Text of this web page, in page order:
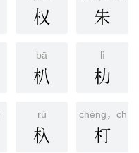
权 朱
bā
朳
lì
朸
rù
杁
chéng，
朾